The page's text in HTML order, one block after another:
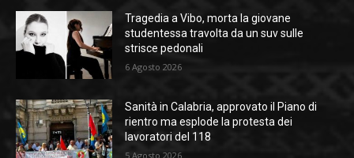
Tragedia a Vibo, morta la giovane
studentessa travolta da un suv sulle
strisce pedonali
6 Agosto 2026
Sanità in Calabria, approvato il Piano di
rientro ma esplode la protesta dei
lavoratori del 118
5 Agosto 2026